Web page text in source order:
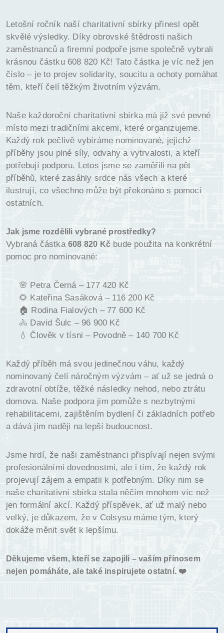
Letošní ročník naší charitativní sbírky přinesl opět
skvělé výsledky. Díky obrovské štědrosti našich
zaměstnanců a firemní podpoře jsme společně vybrali
krásnou částku 608 820 Kč! Tato částka je víc než jen
číslo – je to projev solidarity, soucitu a ochoty pomáhat
těm, kteří čelí těžkým životním výzvám.
Naše každoroční charitativní sbírka má již své pevné
místo mezi tradičními akcemi, které organizujeme.
Každý rok pečlivě vybíráme nominované, jejichž
příběhy jsou plné síly, odvahy a vytrvalosti, a kteří
potřebují podporu. Letos jsme se zaměřili na pět
příběhů, které zasáhly srdce nás všech a které
ilustrují, co všechno může být překonáno s pomocí
ostatních.
Jak jsme rozdělili vybrané prostředky?
Vybraná částka 608 820 Kč bude použita na konkrétní
pomoc pro nominované:
🌸 Petra Černá – 177 420 Kč
🌻 Kateřina Sasáková – 116 200 Kč
🏠 Rodina Fialových – 77 600 Kč
🚴 David Šulc – 96 900 Kč
💧 Člověk v tísni – Povodně – 140 700 Kč
Každý příběh má svou jedinečnou váhu, každý
nominovaný čelí náročným výzvám – ať už se jedná o
zdravotní obtíže, těžké následky nehod, nebo ztrátu
domova. Naše podpora jim pomůže s nezbytnými
rehabilitacemi, zajištěním bydlení či základních potřeb
a dává jim naději na lepší budoucnost.
Jsme hrdí, že naši zaměstnanci přispívají nejen svými
profesionálními dovednostmi, ale i tím, že každý rok
projevují zájem a empatii k potřebným. Díky nim se
naše charitativní sbírka stala něčím mnohem víc než
jen formální akcí. Každý příspěvek, ať už malý nebo
velký, je důkazem, že v Colsysu máme tým, který
dokáže měnit svět k lepšímu.
Děkujeme všem, kteří se zapojili – vaším přínosem
nejen pomáháte, ale také inspirujete ostatní. ❤️